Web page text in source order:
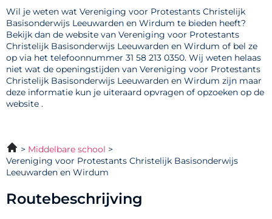
Wil je weten wat Vereniging voor Protestants Christelijk
Basisonderwijs Leeuwarden en Wirdum te bieden heeft?
Bekijk dan de website van Vereniging voor Protestants
Christelijk Basisonderwijs Leeuwarden en Wirdum of bel ze
op via het telefoonnummer 31 58 213 0350. Wij weten helaas
niet wat de openingstijden van Vereniging voor Protestants
Christelijk Basisonderwijs Leeuwarden en Wirdum zijn maar
deze informatie kun je uiteraard opvragen of opzoeken op de
website .
Middelbare school
Vereniging voor Protestants Christelijk Basisonderwijs
Leeuwarden en Wirdum
Routebeschrijving